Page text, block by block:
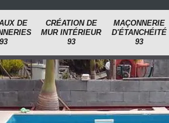
DE
93
CRÉATION DE
MUR INTÉRIEUR
93
MAÇONNERIE
D'ÉTANCHÉITÉ
93